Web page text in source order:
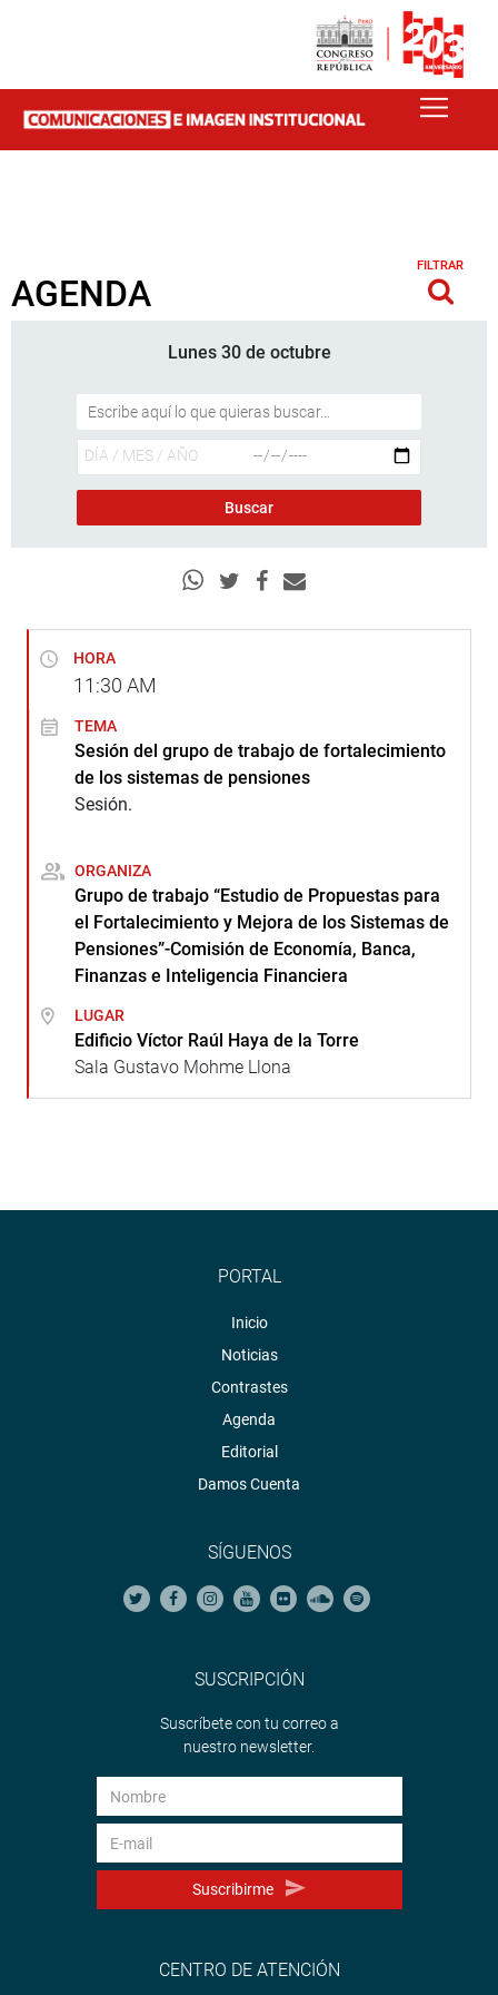
AGENDA
FILTRAR
Lunes 30 de octubre
HORA
11:30 AM
TEMA
Sesión del grupo de trabajo de fortalecimiento
de los sistemas de pensiones
Sesión.
ORGANIZA
Grupo de trabajo “Estudio de Propuestas para
el Fortalecimiento y Mejora de los Sistemas de
Pensiones”-Comisión de Economía, Banca,
Finanzas e Inteligencia Financiera
LUGAR
Edificio Víctor Raúl Haya de la Torre
Sala Gustavo Mohme Llona
PORTAL
Inicio
Noticias
Contrastes
Agenda
Editorial
Damos Cuenta
SÍGUENOS
SUSCRIPCIÓN
Suscríbete con tu correo a
nuestro newsletter.
Suscribirme
CENTRO DE ATENCIÓN